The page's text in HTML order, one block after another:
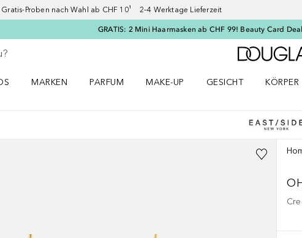
Proben nach Wahl ab CHF 10¹ 2–4 Werktage Lieferzeit
GRATIS: 2 Mini Haarmasken ab CHF 99! Beauty Card
MARKEN
PARFUM
MAKE-UP
GESICHT
KÖRPER